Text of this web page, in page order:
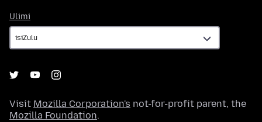
Ulimi
Visit Mozilla Corporation's not-for-profit parent, the
Mozilla Foundation.